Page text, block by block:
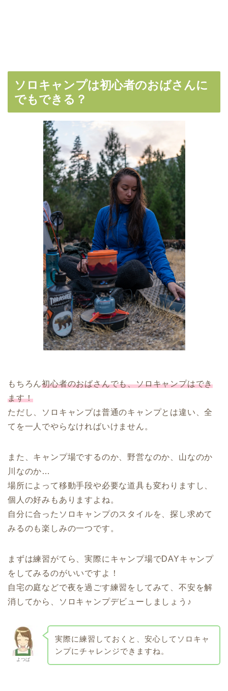
ソロキャンプは初心者のおばさんに
でもできる？
もちろん初心者のおばさんでも、ソロキャンプはでき
ます！
ただし、ソロキャンプは普通のキャンプとは違い、全
てを一人でやらなければいけません。
また、キャンプ場でするのか、野営なのか、山なのか
川なのか…
場所によって移動手段や必要な道具も変わりますし、
個人の好みもありますよね。
自分に合ったソロキャンプのスタイルを、探し求めて
みるのも楽しみの一つです。
まずは練習がてら、実際にキャンプ場でDAYキャンプ
をしてみるのがいいですよ！
自宅の庭などで夜を過ごす練習をしてみて、不安を解
消してから、ソロキャンプデビューしましょう♪
よつば
実際に練習しておくと、安心してソロキャ
ンプにチャレンジできますね。